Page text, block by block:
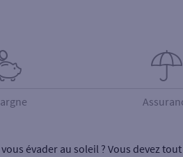
évader au soleil ? Vous devez